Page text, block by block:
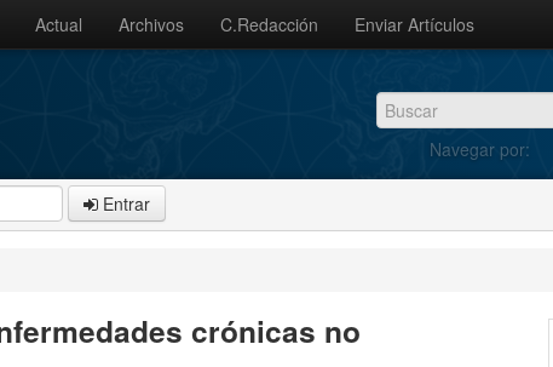
Actual Archivos C.Redacción Enviar Artículos
Navegar por:
Entrar
crónicas no